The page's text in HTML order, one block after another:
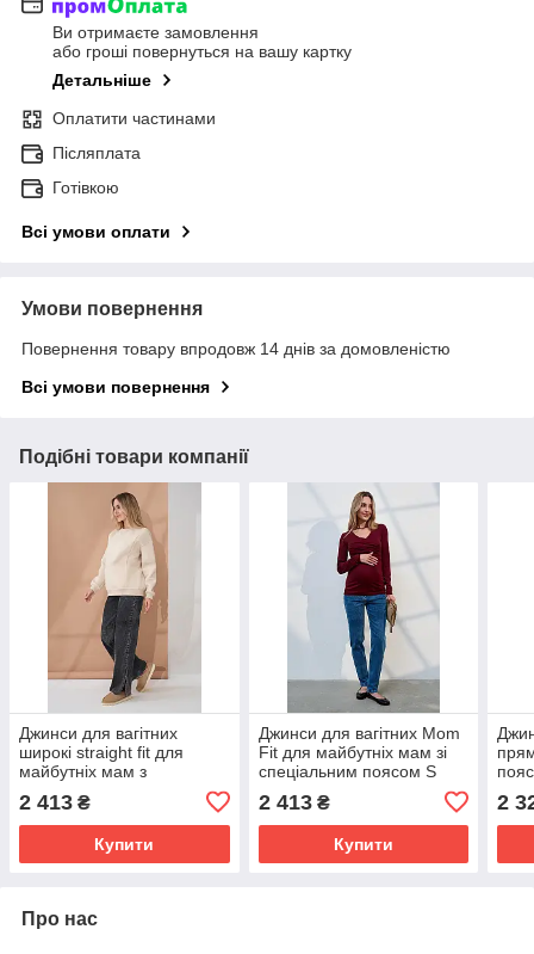
Ви отримаєте замовлення
або гроші повернуться на вашу картку
Детальніше
Оплатити частинами
Післяплата
Готівкою
Всі умови оплати
Умови повернення
Повернення товару впродовж 14 днів за домовленістю
Всі умови повернення
Подібні товари компанії
Джинси для вагітних
широкі straight fit для
майбутніх мам з
регульованим поясом S
(44) Kloe Юла Мама
чорний
2 413 ₴
Купити
Джинси для вагітних Mom
Fit для майбутніх мам зі
спеціальним поясом S
синій
2 413₴
Купити
2
Про нас